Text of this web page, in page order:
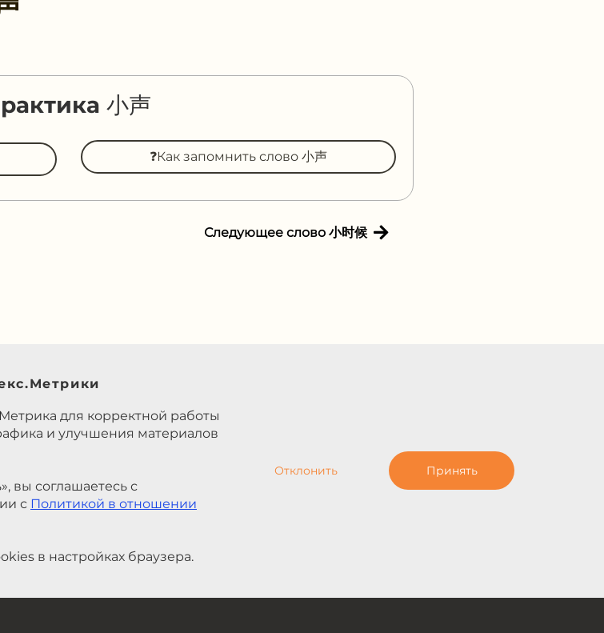
小声
❓Как запомнить слово 小声
Следующее слово 小时候
для корректной работы
и улучшения материалов
вы соглашаетесь с
с Политикой в отношении
в настройках браузера.
Отклонить Принять